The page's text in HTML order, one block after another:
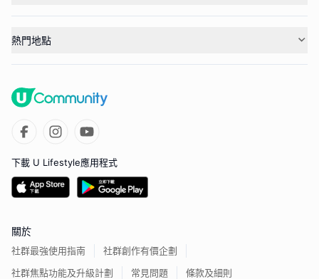
熱門地點
下載 U Lifestyle應用程式
關於
社群最強使用指南
社群創作有價企劃
社群焦點功能及升級計劃
常見問題 條款及細則